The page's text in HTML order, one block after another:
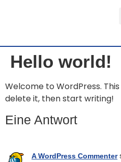
Hello world!
Welcome to WordPress.
delete it, then start writing!
Eine Antwort
A WordPress Commenter